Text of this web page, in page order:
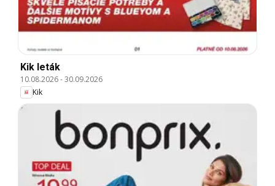
Kik leták
10.08.2026-30.09.2026
Kik